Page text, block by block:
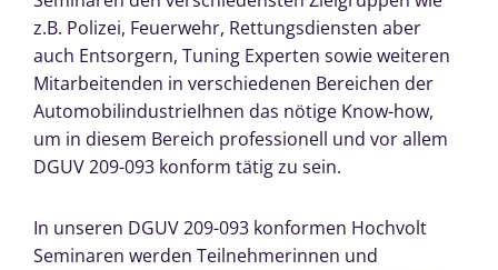
z.B. Polizei, Feuerwehr, Rettungsdiensten aber
auch Entsorgern, Tuning Experten sowie weiteren
Mitarbeitenden in verschiedenen Bereichen der
AutomobilindustrieIhnen das nötige Know-how,
um in diesem Bereich professionell und vor allem
DGUV 209-093 konform tätig zu sein.
In unseren DGUV 209-093 konformen Hochvolt
Seminaren werden Teilnehmerinnen und